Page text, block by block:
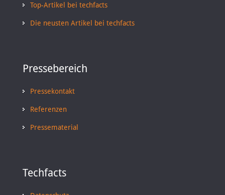
Top-Artikel bei techfacts
Die neusten Artikel bei techfacts
Pressebereich
Pressekontakt
Referenzen
Pressematerial
Techfacts